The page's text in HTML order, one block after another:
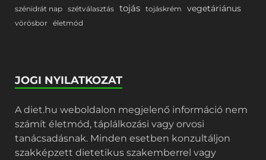
szénidrát nap szétválasztás tojás tojáskrém vegetáriánus
vörösbor életmód
JOGI NYILATKOZAT
A diet.hu weboldalon megjelenő információ nem
számít életmód, táplálkozási vagy orvosi
tanácsadásnak. Minden esetben konzultáljon
szakképzett dietetikus szakemberrel vagy